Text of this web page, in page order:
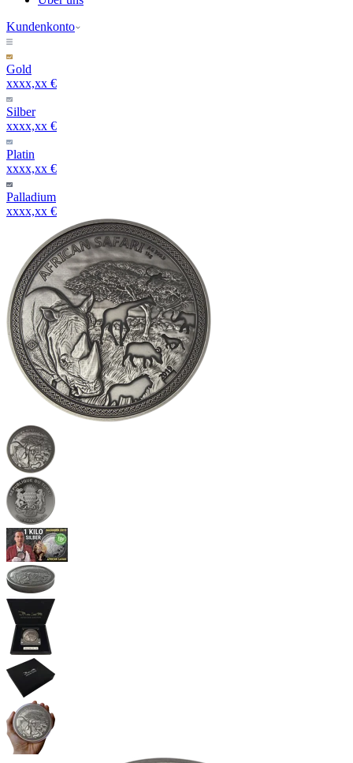
Kundenkonto
Gold
xxxx,xx €
Silber
xxxx,xx €
Platin
xxxx,xx €
Palladium
xxxx,xx €